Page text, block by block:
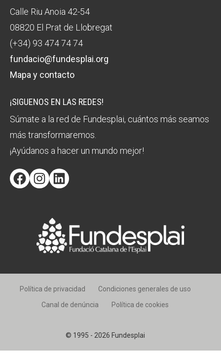
Calle Riu Anoia 42-54
08820 El Prat de Llobregat
(+34) 93 474 74 74
fundacio@fundesplai.org
Mapa y contacto
¡SIGUENOS EN LAS REDES!
Súmate a la red de Fundesplai, cuántos más seamos
más transformaremos.
¡Ayúdanos a hacer un mundo mejor!
FacebookInstagram
LinkedIn
© 1995 - 2026 Fundesplai
Política de privacidad
Condiciones generales de uso
Canal de denúncia
Política de cookies